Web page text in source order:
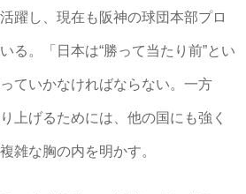
躍し、現在も阪神の球団本部プロ
る。「日本は“勝って当たり前”とい
ていかなければならない。一方
上げるためには、他の国にも強く
雑な胸の内を明かす。